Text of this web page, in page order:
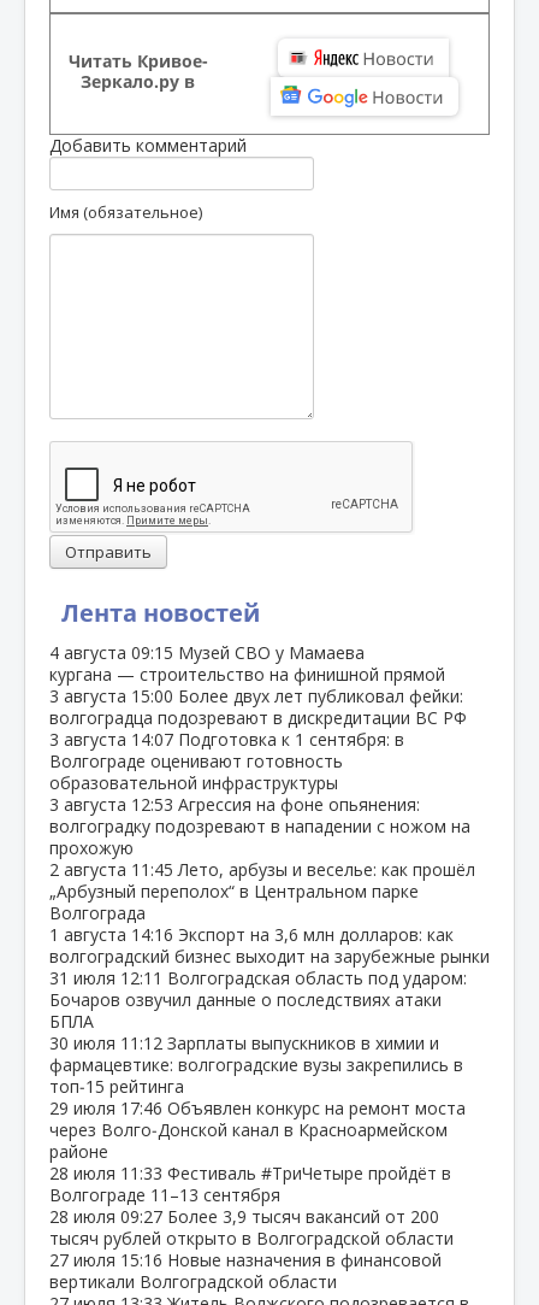
Лента новостей
4 августа 09:15 Музей СВО у Мамаева
кургана — строительство на финишной прямой
3 августа 15:00 Более двух лет публиковал фейки:
волгоградца подозревают в дискредитации ВС РФ
3 августа 14:07 Подготовка к 1 сентября: в
Волгограде оценивают готовность
образовательной инфраструктуры
3 августа 12:53 Агрессия на фоне опьянения:
волгоградку подозревают в нападении с ножом на
прохожую
2 августа 11:45 Лето, арбузы и веселье: как прошёл
„Арбузный переполох“ в Центральном парке
Волгограда
1 августа 14:16 Экспорт на 3,6 млн долларов: как
волгоградский бизнес выходит на зарубежные рынки
31 июля 12:11 Волгоградская область под ударом:
Бочаров озвучил данные о последствиях атаки
БПЛА
30 июля 11:12 Зарплаты выпускников в химии и
фармацевтике: волгоградские вузы закрепились в
топ‑15 рейтинга
29 июля 17:46 Объявлен конкурс на ремонт моста
через Волго‑Донской канал в Красноармейском
районе
28 июля 11:33 Фестиваль #ТриЧетыре пройдёт в
Волгограде 11–13 сентября
28 июля 09:27 Более 3,9 тысяч вакансий от 200
тысяч рублей открыто в Волгоградской области
27 июля 15:16 Новые назначения в финансовой
вертикали Волгоградской области
Читать Кривое-
Зеркало.ру в
Добавить комментарий
Имя (обязательное)
Отправить